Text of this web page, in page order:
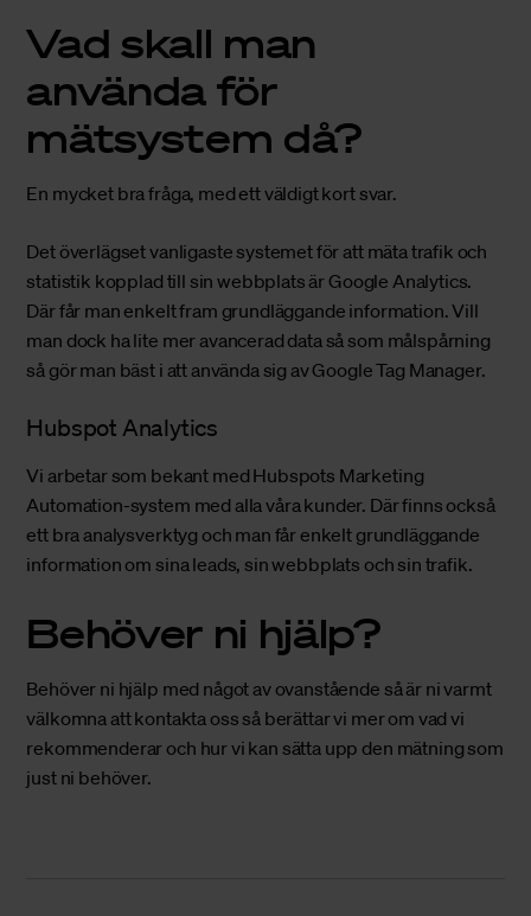
Vad skall man
använda för
mätsystem då?
En mycket bra fråga, med ett väldigt kort svar.
Det överlägset vanligaste systemet för att mäta trafik och
statistik kopplad till sin webbplats är Google Analytics.
Där får man enkelt fram grundläggande information. Vill
man dock ha lite mer avancerad data så som målspårning
så gör man bäst i att använda sig av Google Tag Manager.
Hubspot Analytics
Vi arbetar som bekant med Hubspots Marketing
Automation-system med alla våra kunder. Där finns också
ett bra analysverktyg och man får enkelt grundläggande
information om sina leads, sin webbplats och sin trafik.
Behöver ni hjälp?
Behöver ni hjälp med något av ovanstående så är ni varmt
välkomna attkontakta ossså berättar vi mer om vad vi
rekommenderar och hur vi kan sätta upp den mätning som
just ni behöver.